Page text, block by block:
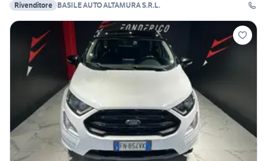
Rivenditore BASILE AUTO ALTAMURA S.R.L.